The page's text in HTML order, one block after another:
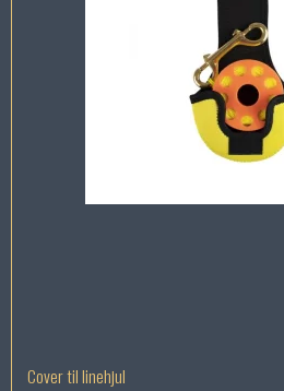
Cover til linehjul